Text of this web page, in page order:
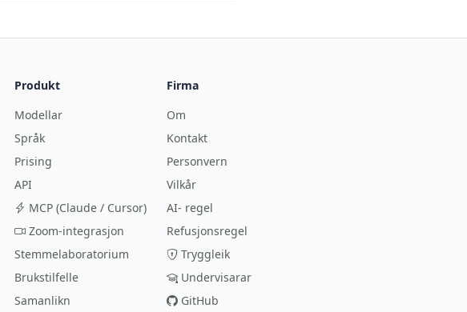
Produkt
Modellar
Språk
Prising
API
MCP (Claude / Cursor)
Zoom-integrasjon
Stemmelaboratorium
Brukstilfelle
Samanlikn
Firma
Om
Kontakt
Personvern
Vilkår
AI- regel
Refusjonsregel
Tryggleik
Undervisarar
GitHub